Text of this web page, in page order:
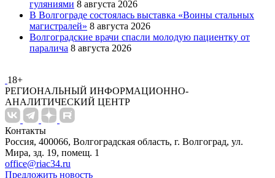
гуляниями 8 августа 2026
В Волгограде состоялась выставка «Воины стальных
магистралей» 8 августа 2026
Волгоградские врачи спасли молодую пациентку от
паралича 8 августа 2026
18+
РЕГИОНАЛЬНЫЙ ИНФОРМАЦИОННО-
АНАЛИТИЧЕСКИЙ ЦЕНТР
Контакты
Россия, 400066, Волгоградская область, г. Волгоград, ул.
Мира, зд. 19, помещ. 1
office@riac34.ru
Предложить новость